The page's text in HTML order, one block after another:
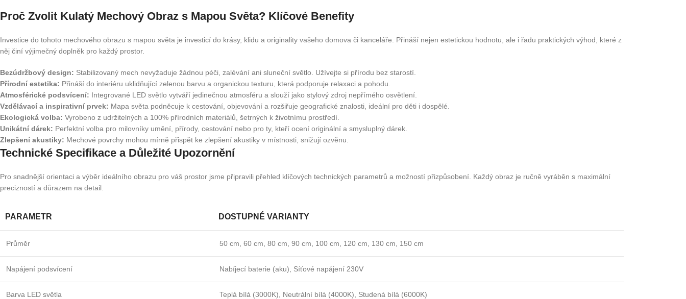
Proč Zvolit Kulatý Mechový Obraz s Mapou Světa? Klíčové Benefity
Investice do tohoto mechového obrazu s mapou světa je investicí do krásy, klidu a originality vašeho domova či kanceláře. Přináší nejen estetickou hodnotu, ale i řadu praktických výhod, které z
něj činí výjimečný doplněk pro každý prostor.
Bezúdržbový design: Stabilizovaný mech nevyžaduje žádnou péči, zalévání ani sluneční světlo. Užívejte si přírodu bez starostí.
Přírodní estetika: Přináší do interiéru uklidňující zelenou barvu a organickou texturu, která podporuje relaxaci a pohodu.
Atmosférické podsvícení: Integrované LED světlo vytváří jedinečnou atmosféru a slouží jako stylový zdroj nepřímého osvětlení.
Vzdělávací a inspirativní prvek: Mapa světa podněcuje k cestování, objevování a rozšiřuje geografické znalosti, ideální pro děti i dospělé.
Ekologická volba: Vyrobeno z udržitelných a 100% přírodních materiálů, šetrných k životnímu prostředí.
Unikátní dárek: Perfektní volba pro milovníky umění, přírody, cestování nebo pro ty, kteří ocení originální a smysluplný dárek.
Zlepšení akustiky: Mechové povrchy mohou mírně přispět ke zlepšení akustiky v místnosti, snižují ozvěnu.
Technické Specifikace a Důležité Upozornění
Pro snadnější orientaci a výběr ideálního obrazu pro váš prostor jsme připravili přehled klíčových technických parametrů a možností přizpůsobení. Každý obraz je ručně vyráběn s maximální
precizností a důrazem na detail.
PARAMETR DOSTUPNÉ VARIANTY
Průměr 50 cm, 60 cm, 80 cm, 90 cm, 100 cm, 120 cm, 130 cm, 150 cm
Napájení podsvícení Nabíjecí baterie (aku), Síťové napájení 230V
Barva LED světla Teplá bílá (3000K), Neutrální bílá (4000K), Studená bílá (6000K)